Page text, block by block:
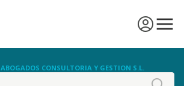
ABOGADOS CONSULTORIA Y GESTION S.L.